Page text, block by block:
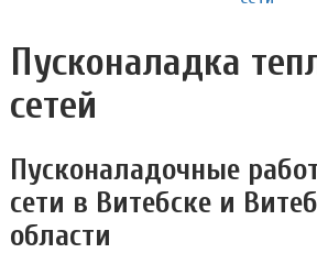
Пусконаладка
сетей
Пусконаладочные
сети в Витебске и
области